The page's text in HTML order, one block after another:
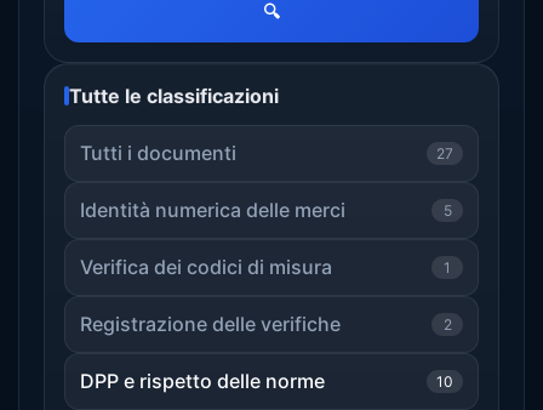
🔍
Tutte le classificazioni
Tutti i documenti 27
Identità numerica delle merci 5
Verifica dei codici di misura 1
Registrazione delle verifiche 2
DPP e rispetto delle norme 10